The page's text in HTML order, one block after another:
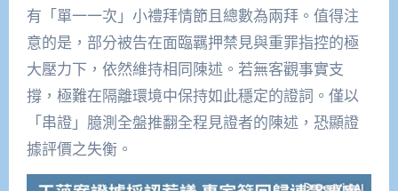
有「單一一次」小禮拜情節且總數為兩拜。值得注
意的是，部分被告在面臨羈押禁見與重罪指控的極
大壓力下，依然維持相同陳述。若無客觀事實支
撐，極難在隔離環境中保持如此穩定的證詞。僅以
「串證」臆測全盤推翻全程見證者的陳述，恐顯證
據評價之失衡。